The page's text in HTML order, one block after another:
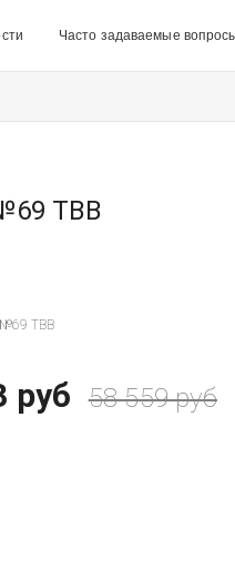
Часто задаваемые
ТВВ
ТВВ
руб 58 559руб